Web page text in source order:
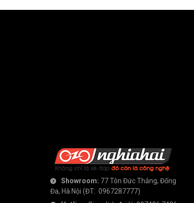
Showroom: 77 Tôn Đức Thắng, Đống
Đa, Hà Nội (ĐT: 0967287777)